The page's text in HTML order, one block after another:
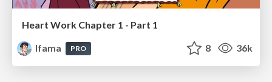
Heart Work Chapter 1 - Part 1
lfama
PRO 8 36k